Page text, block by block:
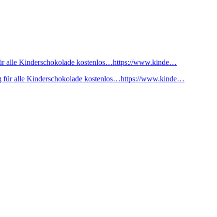
alle Kinderschokolade kostenlos…https://www.kinde…
für alle Kinderschokolade kostenlos…https://www.kinde…